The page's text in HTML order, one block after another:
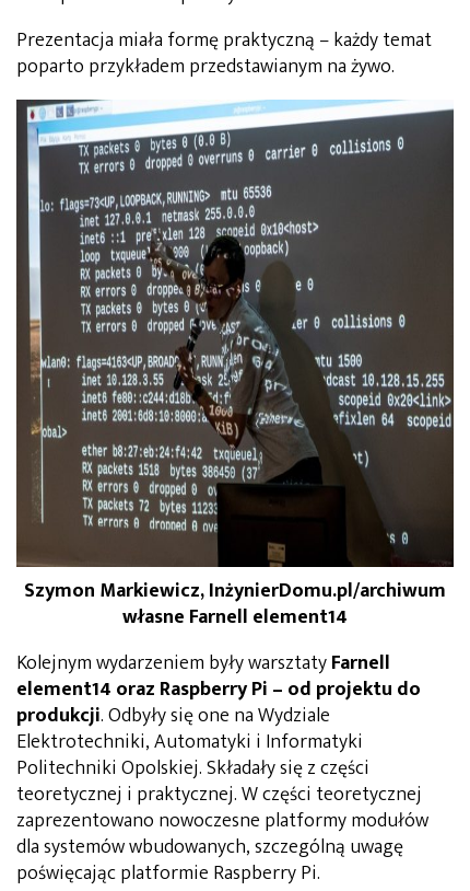
Prezentacja miała formę praktyczną – każdy temat
poparto przykładem przedstawianym na żywo.
Szymon Markiewicz, InżynierDomu.pl/archiwum
własne Farnell element14
Kolejnym wydarzeniem były warsztatyFarnell
element14 oraz Raspberry Pi – od projektu do
produkcji. Odbyły się one na Wydziale
Elektrotechniki, Automatyki i Informatyki
Politechniki Opolskiej. Składały się z części
teoretycznej i praktycznej. W części teoretycznej
zaprezentowano nowoczesne platformy modułów
dla systemów wbudowanych, szczególną uwagę
poświęcając platformie Raspberry Pi.